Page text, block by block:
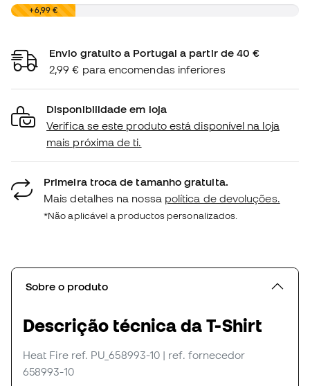
0,00 €+6,99 €
Envio gratuito a Portugal a partir de 40 €
2,99 € para encomendas inferiores
Disponibilidade em loja
Verifica se este produto está disponível na loja
mais próxima de ti.
Primeira troca de tamanho gratuita.
Mais detalhes na nossa política de devoluções.
*Não aplicável a productos personalizados.
Sobre o produto
Descrição técnica da T-Shirt
Heat Fire ref. PU_658993-10 | ref. fornecedor
658993-10